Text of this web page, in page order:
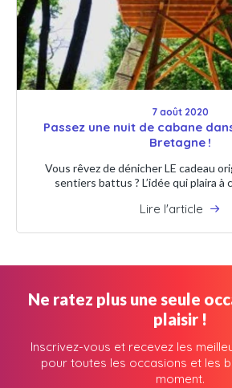
7 août 2020
Passez une nuit de cabane
Bretagne !
Vous rêvez de dénicher LE cadeau
sentiers battus ? L’idée qui plaira à
Lire l'article
Ne ratez plus une seule
plaisir !
Inscrivez-vous et recevez les
pour toutes les occasions et les
moment.